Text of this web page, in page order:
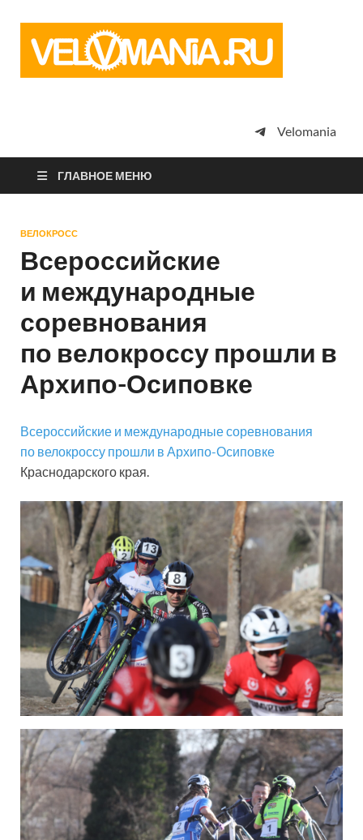
просто
Velomania
ГЛАВНОЕ МЕНЮ
ВЕЛОКРОСС
Всероссийские
и международные
соревнования
по велокроссу прошли в
Архипо-Осиповке
Всероссийские и международные соревнования
по велокроссу прошли в Архипо-Осиповке
Краснодарского края.